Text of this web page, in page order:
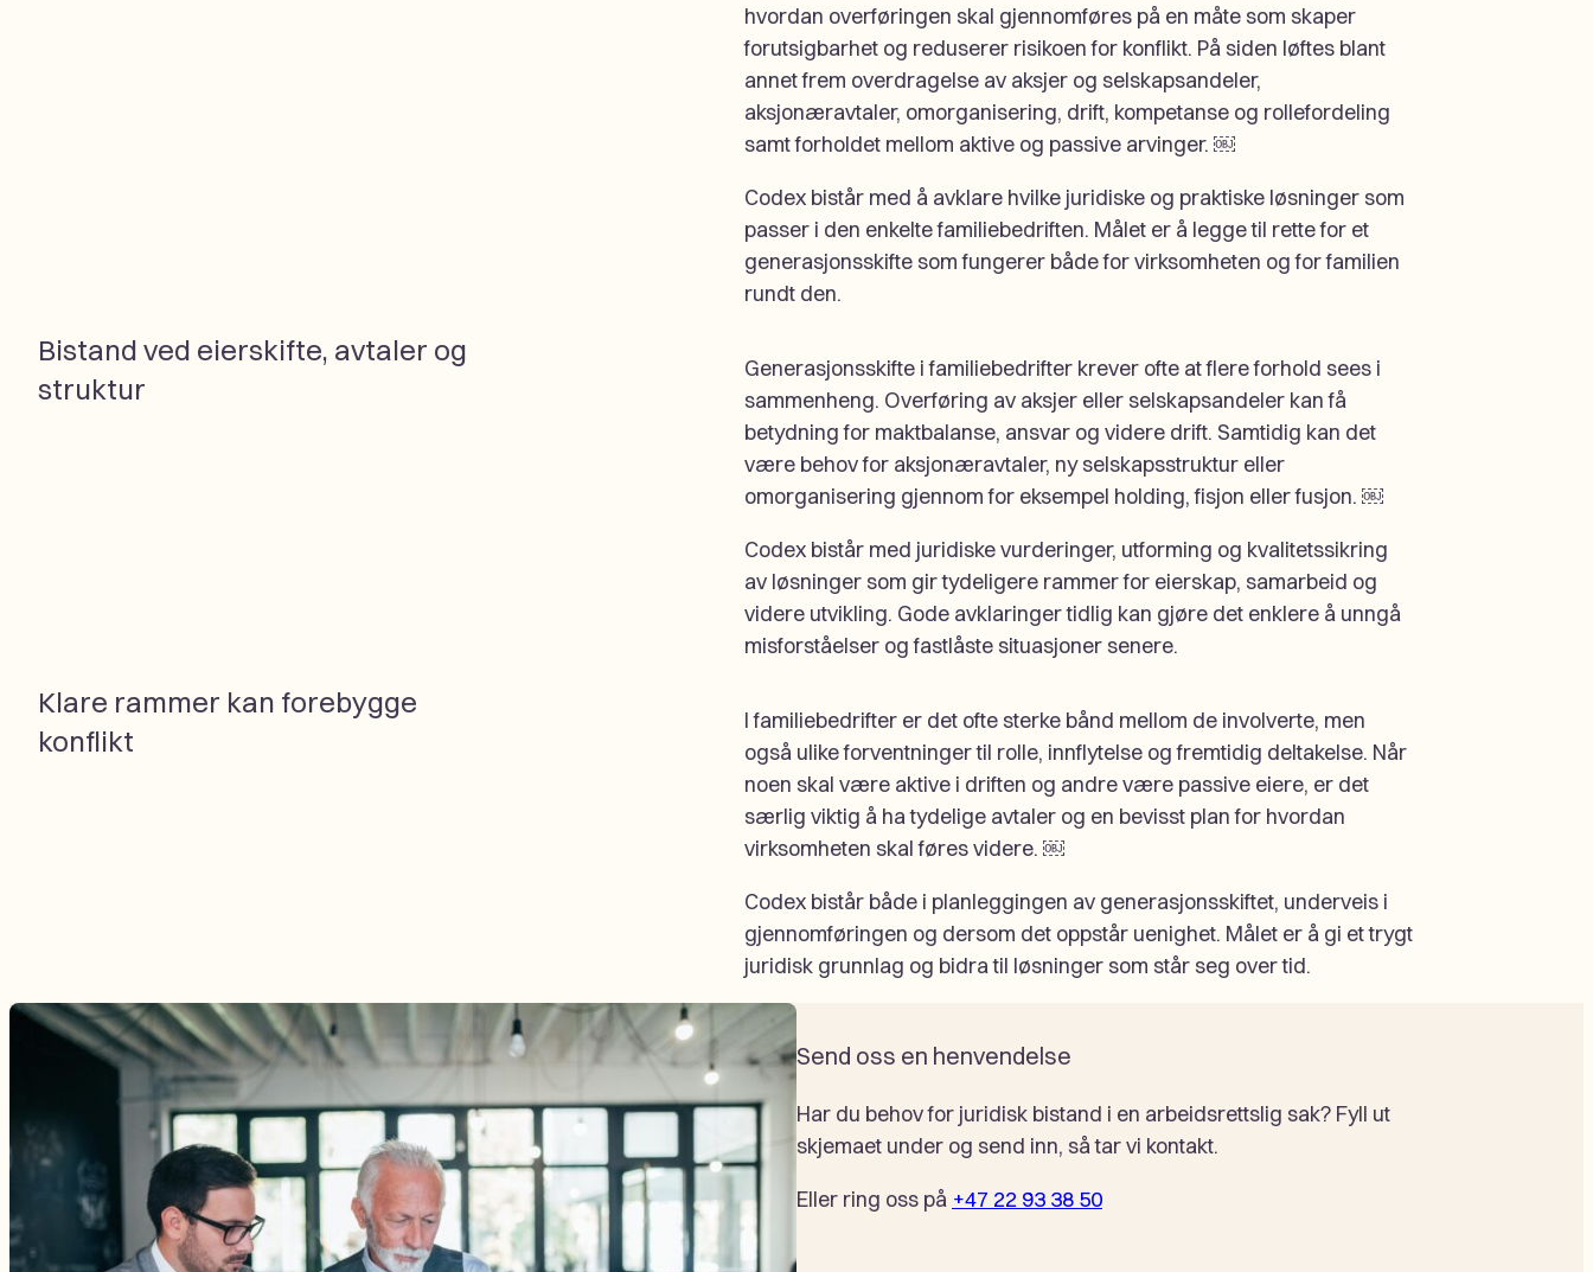
hvordan overføringen skal gjennomføres på en måte som skaper
forutsigbarhet og reduserer risikoen for konflikt. På siden løftes blant
annet frem overdragelse av aksjer og selskapsandeler,
aksjonæravtaler, omorganisering, drift, kompetanse og rollefordeling
samt forholdet mellom aktive og passive arvinger. ￼
Codex bistår med å avklare hvilke juridiske og praktiske løsninger som
passer i den enkelte familiebedriften. Målet er å legge til rette for et
generasjonsskifte som fungerer både for virksomheten og for familien
rundt den.
Bistand ved eierskifte, avtaler og
struktur
Generasjonsskifte i familiebedrifter krever ofte at flere forhold sees i
sammenheng. Overføring av aksjer eller selskapsandeler kan få
betydning for maktbalanse, ansvar og videre drift. Samtidig kan det
være behov for aksjonæravtaler, ny selskapsstruktur eller
omorganisering gjennom for eksempel holding, fisjon eller fusjon. ￼
Codex bistår med juridiske vurderinger, utforming og kvalitetssikring
av løsninger som gir tydeligere rammer for eierskap, samarbeid og
videre utvikling. Gode avklaringer tidlig kan gjøre det enklere å unngå
misforståelser og fastlåste situasjoner senere.
Klare rammer kan forebygge
konflikt
I familiebedrifter er det ofte sterke bånd mellom de involverte, men
også ulike forventninger til rolle, innflytelse og fremtidig deltakelse. Når
noen skal være aktive i driften og andre være passive eiere, er det
særlig viktig å ha tydelige avtaler og en bevisst plan for hvordan
virksomheten skal føres videre. ￼
Codex bistår både i planleggingen av generasjonsskiftet, underveis i
gjennomføringen og dersom det oppstår uenighet. Målet er å gi et trygt
juridisk grunnlag og bidra til løsninger som står seg over tid.
Send oss en henvendelse
Har du behov for juridisk bistand i en arbeidsrettslig sak? Fyll ut
skjemaet under og send inn, så tar vi kontakt.
Eller ring oss på +47 22 93 38 50